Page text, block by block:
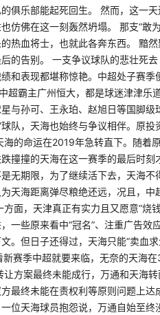
俱乐部能起死回生。 然而，这一
仿佛在这一刻轰然坍塌。 那支“敢
热血将士，也就此各奔东西。 黯
的告别。 一支争议球队的悲壮死
和表现都堪称惊艳。中超处子赛
超霸主广州恒大，都是球迷津津
与孙可、王永珀、赵旭日等国脚级
队，天海也始终与争议相伴。原
的命运在2019年急转直下。随着
撞撞的天海在这一赛季的最后时
无期限，为了继续活下去，天海
天海距离弹尽粮绝还远，况且，
面，天津真正有实力且又愿意“烧
一些原来看中“冠名”、注重广告
。但日子还得过，天海只能“卖血
赛季中超就要来临，无奈的天海
方案最终未能成行，万通和天海
最终未能在责权利等原则问题上
位天海球员抱怨说，万通自始至